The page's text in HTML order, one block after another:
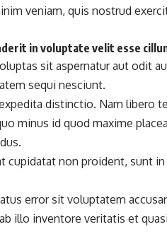
veniam, quis nostrud
in voluptate velit esse
sit aspernatur aut odit
sequi nesciunt.
distinctio. Nam libero
minus id quod maxime
cupidatat non proident, sunt
error sit voluptatem
illo inventore veritatis et